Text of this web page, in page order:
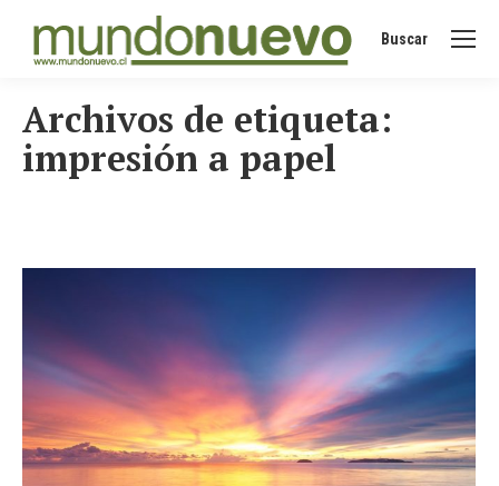
Buscar:
Buscar
Archivos de etiqueta:
impresión a papel